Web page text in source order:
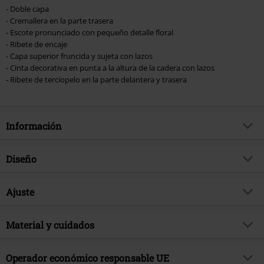
- Doble capa
- Cremallera en la parte trasera
- Escote pronunciado con pequeño detalle floral
- Ribete de encaje
- Capa superior fruncida y sujeta con lazos
- Cinta decorativa en punta a la altura de la cadera con lazos
- Ribete de terciopelo en la parte delantera y trasera
Información
Artículo no.
Brand
Fecha de lanzamiento
Diseño
Tipo de producto
Detalles
Ajuste
Largo (de la ropa)
Material y cuidados
Material Externo 100% poliéster
Operador económico responsable UE